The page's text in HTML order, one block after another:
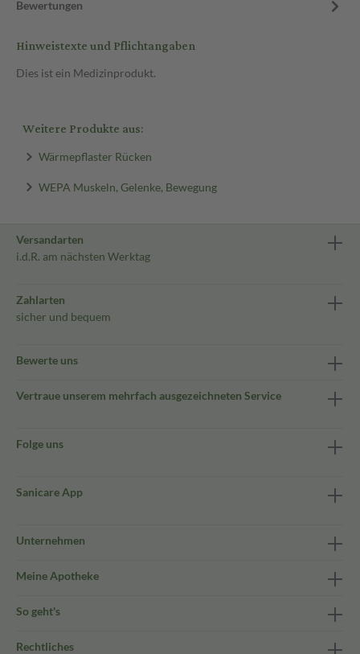
Bewertungen
Hinweistexte und Pflichtangaben
Dies ist ein Medizinprodukt.
Weitere Produkte aus:
Wärmepflaster Rücken
WEPA Muskeln, Gelenke, Bewegung
Versandarten
i.d.R. am nächsten Werktag
Zahlarten
sicher und bequem
Bewerte uns
Vertraue unserem mehrfach ausgezeichneten Service
Folge uns
Sanicare App
Unternehmen
Meine Apotheke
So geht's
Rechtliches